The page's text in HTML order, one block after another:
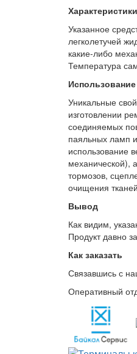
Характеристики
Указанное
легколетучей
какие-либо
Температура
Использование
Уникальные
изготовлении
соединяемых
паяльных ламп
использование
механической),
тормозов,
очищения
Вывод
Как видим,
Продукт давно
Как заказать
Связавшись с
Оперативный